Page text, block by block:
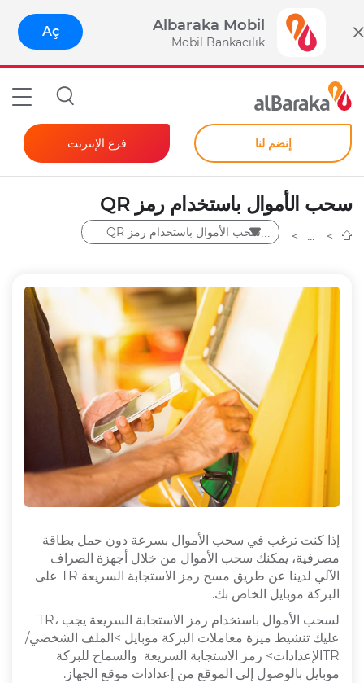
Albaraka Mobil
Mobil Bankacılık
Aç
إنضم لنا فرع الإنترنت
المصرفية للأفراد
الشركات
كلمة مرور فورية
سحب الأموال باستخدام رمز QR
سحب الأموال باستخدام رمز QR
إذا كنت ترغب في سحب الأموال بسرعة دون حمل بطاقة
مصرفية، يمكنك سحب الأموال من خلال أجهزة الصراف
الآلي لدينا عن طريق مسح رمز الاستجابة السريعة TR على
البركة موبايل الخاص بك.
لسحب الأموال باستخدام رمز الاستجابة السريعة
TR، يجب
عليك تنشيط ميزة معاملات البركة موبايل >الملف الشخصي/
الإعدادات> رمز الاستجابة السريعة TR
والسماح للبركة
موبايل بالوصول إلى الموقع من إعدادات موقع الجهاز.